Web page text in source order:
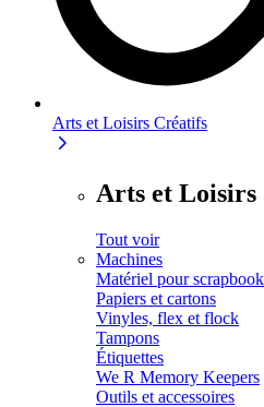
Arts et Loisirs Créatifs
Arts et Loisirs
Tout voir
Machines
Matériel pour
Papiers et cartons
Vinyles, flex et flock
Tampons
Étiquettes
We R Memory Keepers
Outils et accessoires